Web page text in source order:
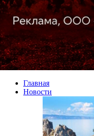
Главная
Новости